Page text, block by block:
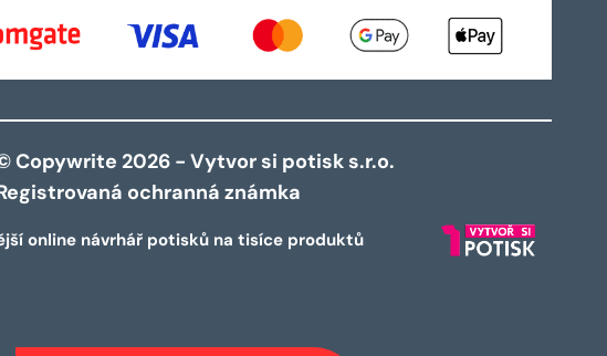
Copywrite 2026 - Vytvor si potisk s.r.o.
ochranná známka
online návrhář potisků na tisíce produktů